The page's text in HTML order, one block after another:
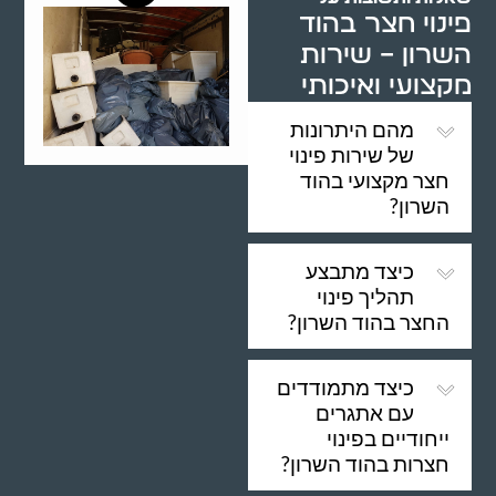
פינוי חצר בהוד
השרון – שירות
מקצועי ואיכותי
מהם היתרונות
של שירות פינוי
חצר מקצועי בהוד
השרון?
כיצד מתבצע
תהליך פינוי
החצר בהוד השרון?
כיצד מתמודדים
עם אתגרים
ייחודיים בפינוי
חצרות בהוד השרון?